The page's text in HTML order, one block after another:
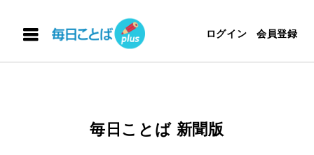
ログイン 会員登録
毎日ことば 新聞版